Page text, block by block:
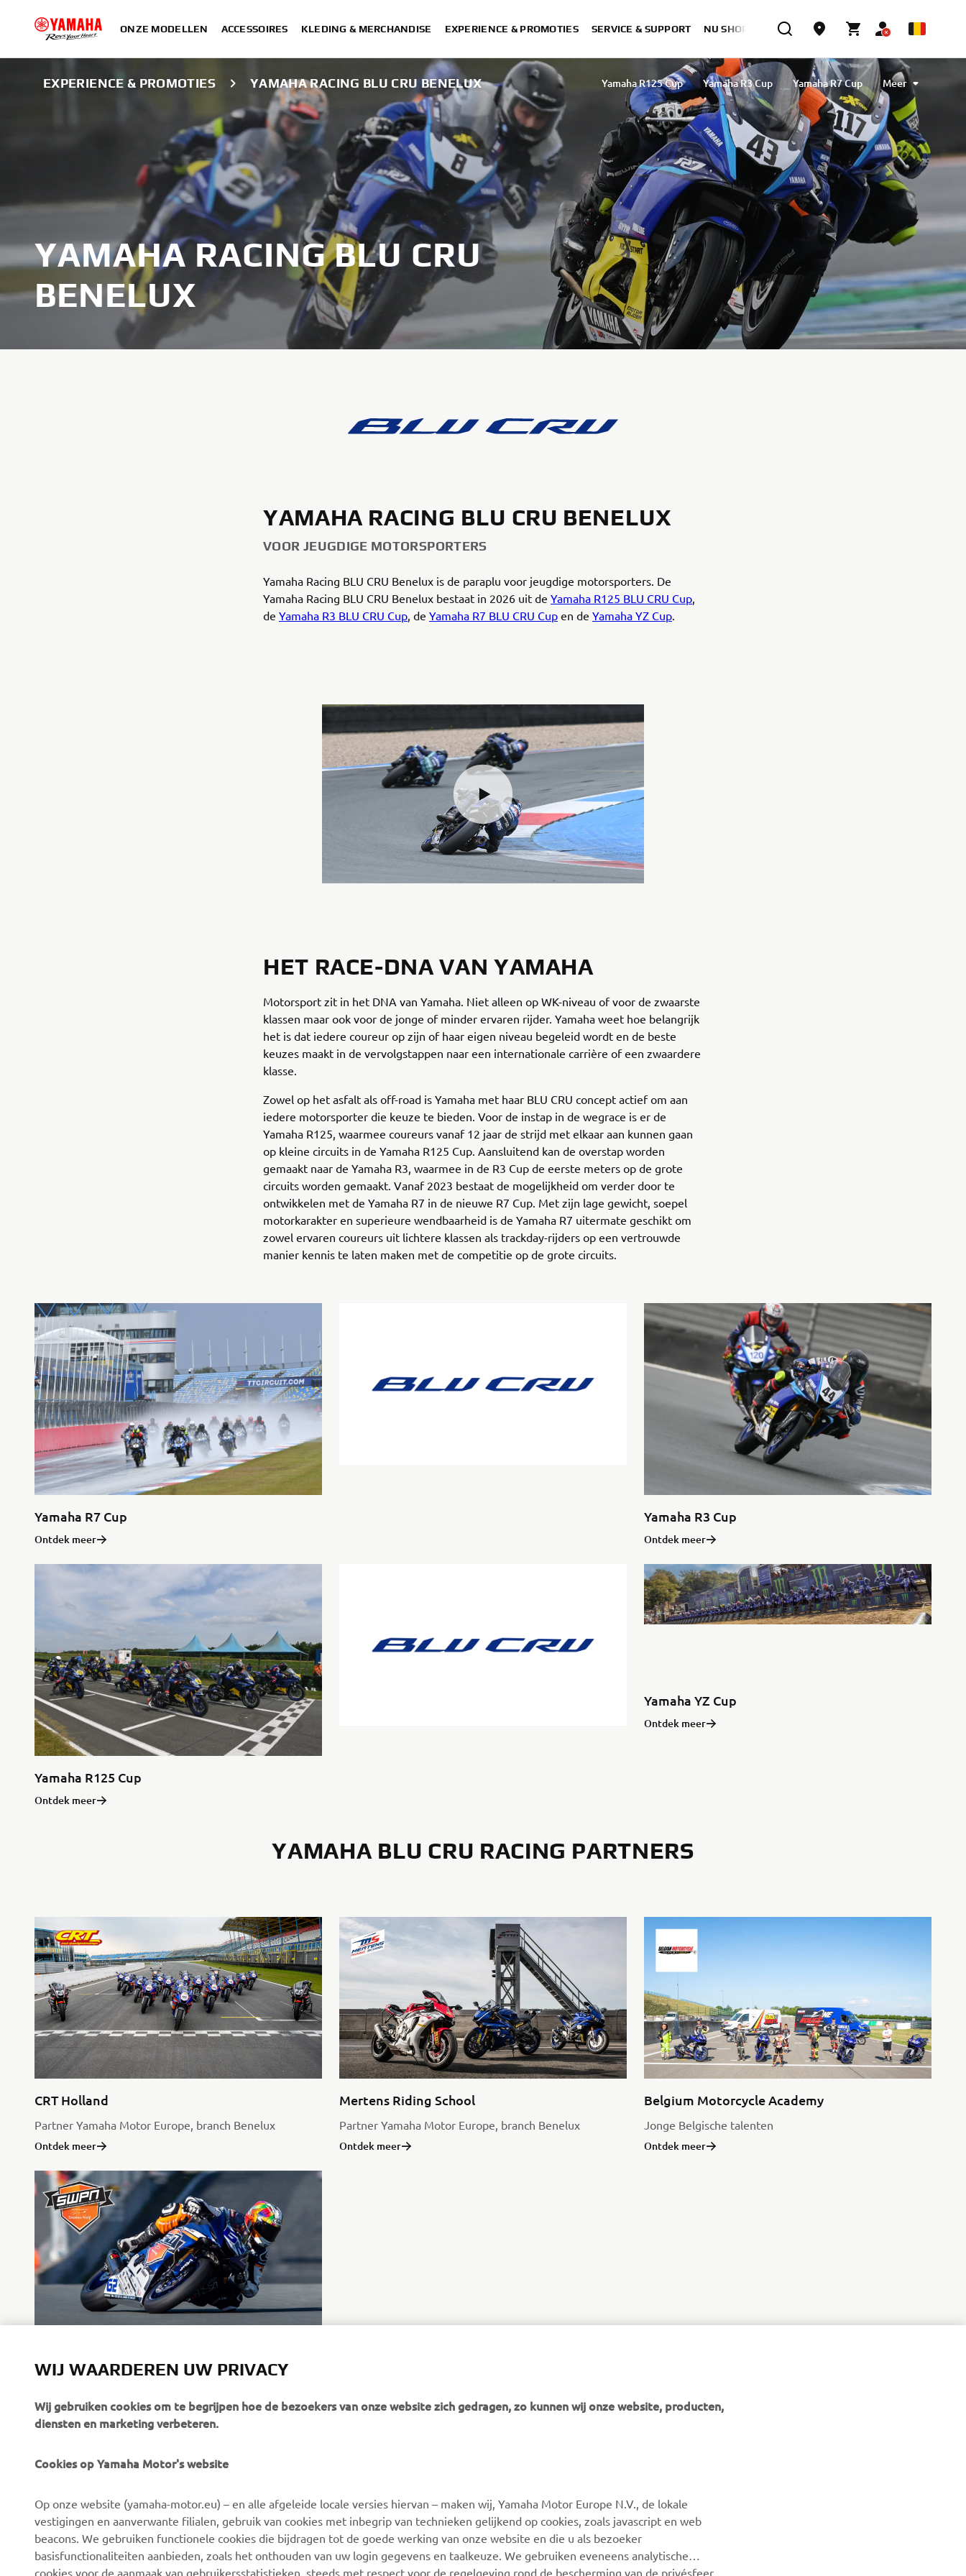
ONZE MODELLEN ACCESSOIRES KLEDING & MERCHANDISE EXPERIENCE & PROMOTIES SERVICE & SUPPORT NU SHOPPEN
EXPERIENCE & PROMOTIES YAMAHA RACING BLU CRU BENELUX Yamaha R125 Cup Yamaha R3 Cup
Yamaha R7 Cup
Yamaha YZ Cup
Meer
YAMAHA RACING BLU CRU
BENELUX
YAMAHA RACING BLU CRU BENELUX
VOOR JEUGDIGE MOTORSPORTERS
Yamaha Racing BLU CRU Benelux is de paraplu voor jeugdige motorsporters. De
Yamaha Racing BLU CRU Benelux bestaat in 2026 uit de Yamaha R125 BLU CRU Cup,
de Yamaha R3 BLU CRU Cup, de Yamaha R7 BLU CRU Cup en de Yamaha YZ Cup.
HET RACE-DNA VAN YAMAHA
Motorsport zit in het DNA van Yamaha. Niet alleen op WK-niveau of voor de zwaarste
klassen maar ook voor de jonge of minder ervaren rijder. Yamaha weet hoe belangrijk
het is dat iedere coureur op zijn of haar eigen niveau begeleid wordt en de beste
keuzes maakt in de vervolgstappen naar een internationale carrière of een zwaardere
klasse.
Zowel op het asfalt als off-road is Yamaha met haar BLU CRU concept actief om aan
iedere motorsporter die keuze te bieden. Voor de instap in de wegrace is er de
Yamaha R125, waarmee coureurs vanaf 12 jaar de strijd met elkaar aan kunnen gaan
op kleine circuits in de Yamaha R125 Cup. Aansluitend kan de overstap worden
gemaakt naar de Yamaha R3, waarmee in de R3 Cup de eerste meters op de grote
circuits worden gemaakt. Vanaf 2023 bestaat de mogelijkheid om verder door te
ontwikkelen met de Yamaha R7 in de nieuwe R7 Cup. Met zijn lage gewicht, soepel
motorkarakter en superieure wendbaarheid is de Yamaha R7 uitermate geschikt om
zowel ervaren coureurs uit lichtere klassen als trackday-rijders op een vertrouwde
manier kennis te laten maken met de competitie op de grote circuits.
Yamaha R7 Cup
Ontdek meer
Yamaha R3 Cup
Ontdek meer
Yamaha R125 Cup
Ontdek meer
Yamaha YZ Cup
Ontdek meer
YAMAHA BLU CRU RACING PARTNERS
CRT Holland
Partner Yamaha Motor Europe, branch Benelux
Ontdek meer
Mertens Riding School
Partner Yamaha Motor Europe, branch Benelux
Ontdek meer
Belgium Motorcycle Academy
Jonge Belgische talenten
Ontdek meer
Partner Stichting Zorgeloos Kind
Ontdek meer
CORPORATE
Over ons
Nieuws
Evenementen
BUSINESS
eBike-systemen
Autoriteiten
Golfterreinen
MyYamaha
Yamaha Music
Yamaha Racing
Webshop Support
Onderdelen Catalogus
Onderhoudsafspraak
Wees de eerste die meer te weten komt over de nieuwste
deals, speciale evenementen, nieuwe producten en nog veel
meer
WIJ WAARDEREN UW PRIVACY
Wij gebruiken cookies om te begrijpen hoe de bezoekers van onze website zich gedragen, zo kunnen wij onze website, producten,
diensten en marketing verbeteren.
Cookies op Yamaha Motor's website
Op onze website (yamaha-motor.eu) – en alle afgeleide locale versies hiervan – maken wij, Yamaha Motor Europe N.V., de lokale
vestigingen en aanverwante filialen, gebruik van cookies met inbegrip van technieken gelijkend op cookies, zoals javascript en web
beacons. We gebruiken functionele cookies die bijdragen tot de goede werking van onze website en die u als bezoeker
basisfunctionaliteiten aanbieden, zoals het onthouden van uw login gegevens en taalkeuze. We gebruiken eveneens analytische
cookies voor de aanmaak van gebruikersstatistieken, steeds met respect voor de regelgeving rond de bescherming van de privésfeer.